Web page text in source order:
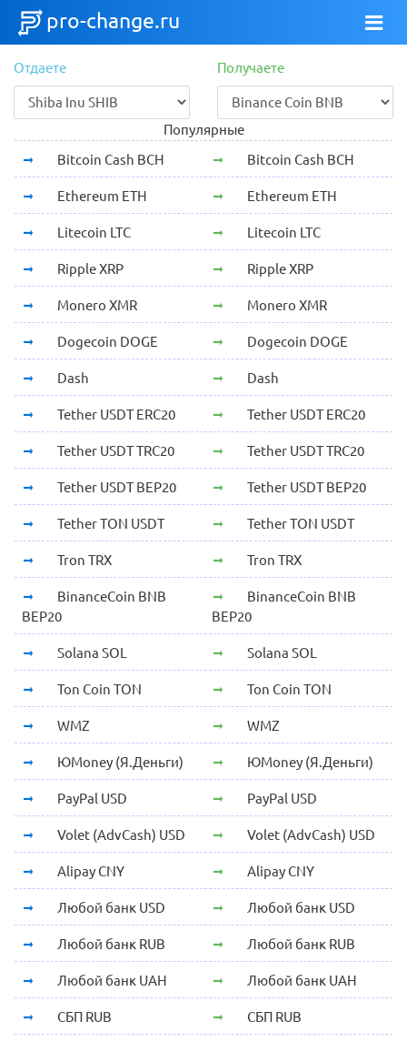
pro-change.ru
Отдаете Получаете
Популярные
Bitcoin Cash BCH
Bitcoin Cash BCH
Ethereum ETH Ethereum ETH
Litecoin LTC Litecoin LTC
Ripple XRP Ripple XRP
Monero XMR Monero XMR
Dogecoin DOGE Dogecoin DOGE
Dash Dash
Tether USDT ERC20 Tether USDT ERC20
Tether USDT TRC20 Tether USDT TRC20
Tether USDT BEP20 Tether USDT BEP20
Tether TON USDT Tether TON USDT
Tron TRX Tron TRX
BinanceCoin BNB
BEP20
BinanceCoin BNB
BEP20
Solana SOL Solana SOL
Ton Coin TON Ton Coin TON
WMZ WMZ
ЮMoney (Я.Деньги) ЮMoney (Я.Деньги)
PayPal USD PayPal USD
Volet (AdvCash) USD Volet (AdvCash) USD
Alipay CNY Alipay CNY
Любой банк USD Любой банк USD
Любой банк RUB Любой банк RUB
Любой банк UAH Любой банк UAH
СБП RUB СБП RUB